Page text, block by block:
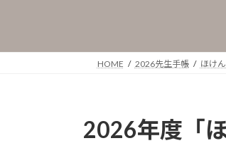
HOME 2026先生手帳 ほけ
2026年度「